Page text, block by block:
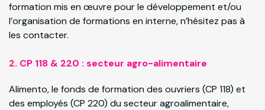
formation mis en œuvre pour le développement et/ou
l’organisation de formations en interne, n’hésitez pas à
les contacter.
2. CP 118 & 220 : secteur agro-alimentaire
Alimento, le fonds de formation des ouvriers (CP 118) et
des employés (CP 220) du secteur agroalimentaire,